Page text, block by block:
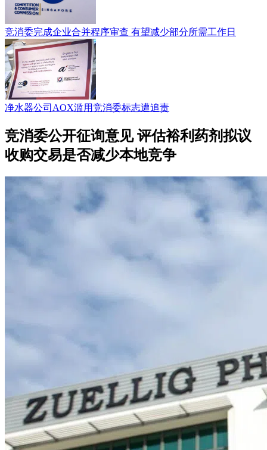
竞消委完成企业合并程序审查 有望减少部分所需工作日
净水器公司AOX滥用竞消委标志遭追责
竞消委公开征询意见 评估裕利药剂拟议
收购交易是否减少本地竞争